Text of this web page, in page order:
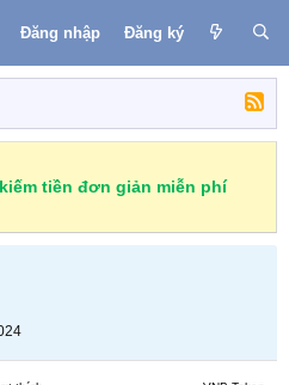
Đăng nhập Đăng ký
tiền đơn giản miễn phí